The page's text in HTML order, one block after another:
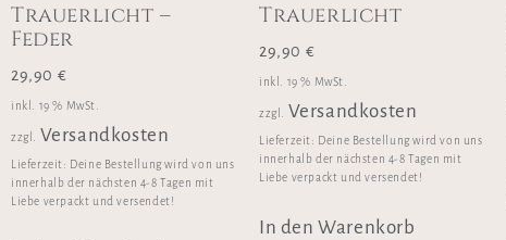
Trauerlicht –
Feder
29,90 €
inkl. 19 % MwSt.
zzgl. Versandkosten
Lieferzeit: Deine Bestellung wird von uns
innerhalb der nächsten 4-8 Tagen mit
Liebe verpackt und versendet!
Trauerlicht
29,90 €
inkl. 19 % MwSt.
zzgl. Versandkosten
Lieferzeit: Deine Bestellung wird von uns
innerhalb der nächsten 4-8 Tagen mit
Liebe verpackt und versendet!
In den Warenkorb